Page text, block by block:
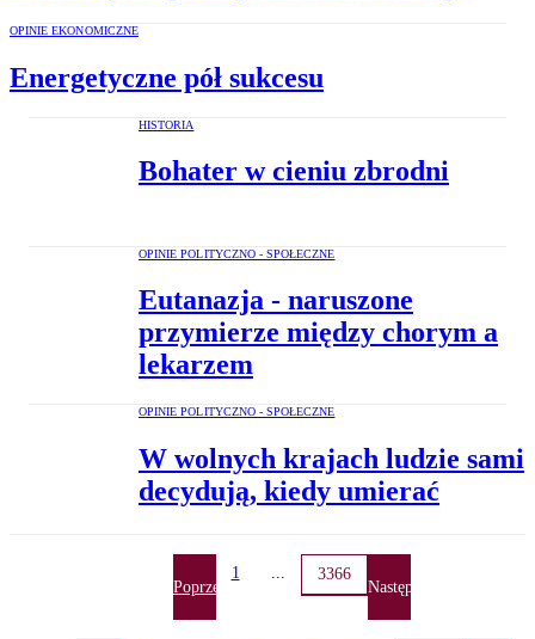
OPINIE EKONOMICZNE
Energetyczne pół sukcesu
HISTORIA
Bohater w cieniu zbrodni
OPINIE POLITYCZNO - SPOŁECZNE
Eutanazja - naruszone
przymierze między chorym a
lekarzem
OPINIE POLITYCZNO - SPOŁECZNE
W wolnych krajach ludzie sami
decydują, kiedy umierać
Poprzednia
1 ... 3366
Następna